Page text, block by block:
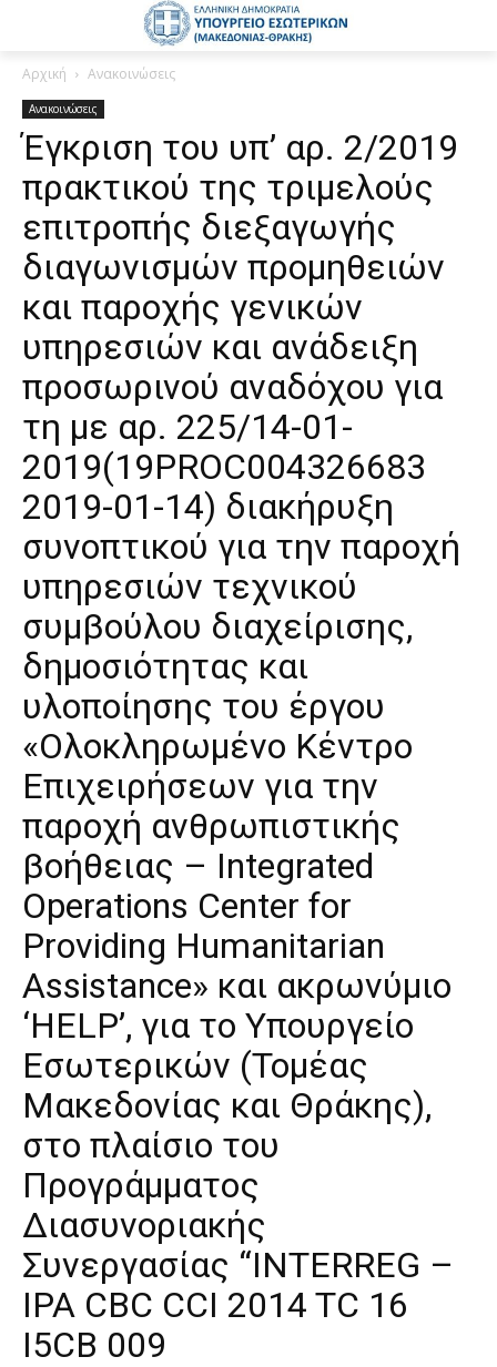
Αρχική Ανακοινώσεις
Ανακοινώσεις
Έγκριση του υπ’ αρ. 2/2019
πρακτικού της τριμελούς
επιτροπής διεξαγωγής
διαγωνισμών προμηθειών
και παροχής γενικών
υπηρεσιών και ανάδειξη
προσωρινού αναδόχου για
τη με αρ. 225/14-01-
2019(19PROC004326683
2019-01-14) διακήρυξη
συνοπτικού για την παροχή
υπηρεσιών τεχνικού
συμβούλου διαχείρισης,
δημοσιότητας και
υλοποίησης του έργου
«Ολοκληρωμένο Κέντρο
Επιχειρήσεων για την
παροχή ανθρωπιστικής
βοήθειας – Integrated
Operations Center for
Providing Humanitarian
Assistance» και ακρωνύμιο
‘HELP’, για το Υπουργείο
Εσωτερικών (Τομέας
Μακεδονίας και Θράκης),
στο πλαίσιο του
Προγράμματος
Διασυνοριακής
Συνεργασίας “INTERREG –
ΙΡΑ CBC CCI 2014 TC 16
I5CB 009